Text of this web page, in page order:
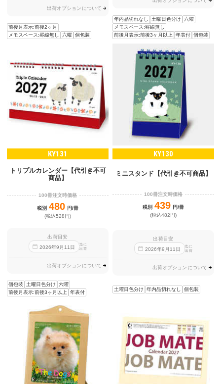
出荷オプションについて
前後月表示:前後2ヶ月
メモスペース:罫線無し
六曜 個包装
年内品切れなし 土曜日色分け
六曜
メモスペース:罫線無し
前後月表示:前後3ヶ月以上
年表付 個包装
KY131
トリプルカレンダー【代引き不可
商品】
100冊注文時価格
税別 480 円/冊
(税込528円)
出荷目安
2026年9 月 11 日
迄に
出荷
出荷オプションについて
個包装 土曜日色分け
六曜
前後月表示:前後3ヶ月以上
年表付
KY130
ミニスタンド【代引き不可商品】
100冊注文時価格
税別 439 円/冊
(税込482円)
出荷目安
2026年9 月 11 日
迄に
出荷
出荷オプションについて
土曜日色分け 年内品切れなし 個包装